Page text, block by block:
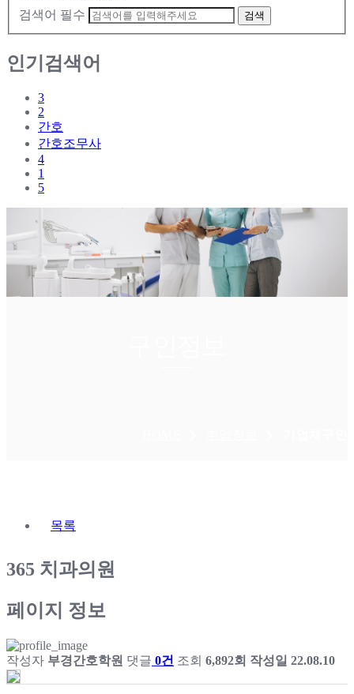
검색어 필수
검색
인기검색어
3
2
간호
간호조무사
4
1
5
목록
365 치과의원
페이지 정보
작성자 부경간호학원 댓글 0건 조회 6,892회 작성일 22.08.10